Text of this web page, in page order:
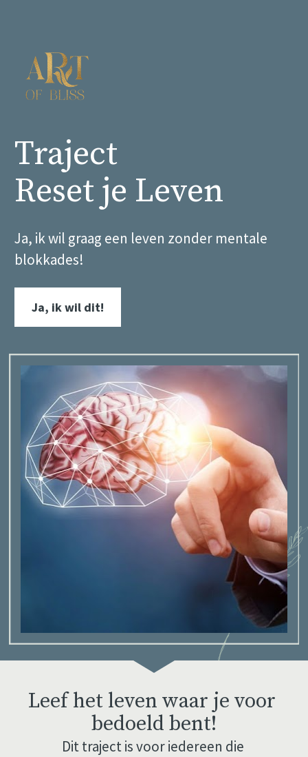
Traject
Reset je Leven
Ja, ik wil graag een leven zonder mentale
blokkades!
Ja, ik wil dit!
Leef het leven waar je voor
bedoeld bent!
Dit traject is voor iedereen die